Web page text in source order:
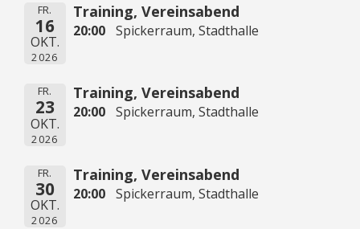
FR.
16
OKT.
2026
Training, Vereinsabend
20:00 Spickerraum, Stadthalle
FR.
23
OKT.
2026
Training, Vereinsabend
20:00 Spickerraum, Stadthalle
FR.
30
OKT.
2026
Training, Vereinsabend
20:00 Spickerraum, Stadthalle